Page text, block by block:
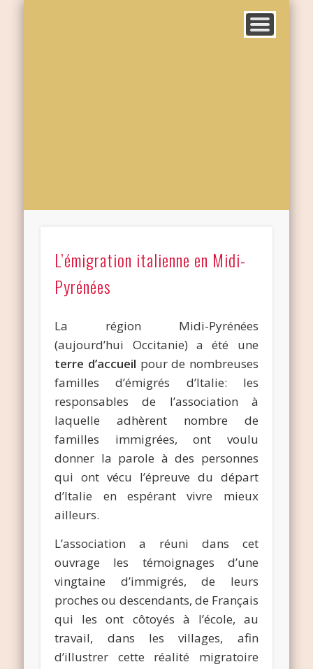
L’émigration italienne en Midi-
Pyrénées
La région Midi-Pyrénées
(aujourd’hui Occitanie) a été une
terre d’accueil pour de nombreuses
familles d’émigrés d’Italie: les
responsables de l’association à
laquelle adhèrent nombre de
familles immigrées, ont voulu
donner la parole à des personnes
qui ont vécu l’épreuve du départ
d’Italie en espérant vivre mieux
ailleurs.
L’association a réuni dans cet
ouvrage les témoignages d’une
vingtaine d’immigrés, de leurs
proches ou descendants, de Français
qui les ont côtoyés à l’école, au
travail, dans les villages, afin
d’illustrer cette réalité migratoire